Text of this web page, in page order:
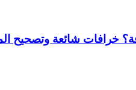
خرافات شائعة وتصحيح